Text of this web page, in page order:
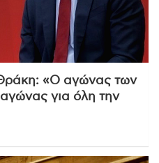
«Ο αγώνας των
για όλη την